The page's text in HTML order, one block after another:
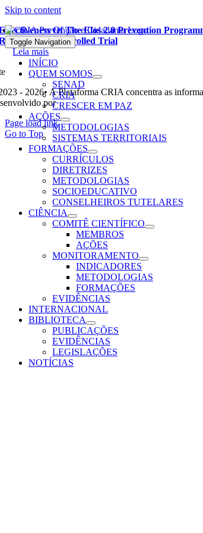
Skip to content
Toggle Navigation
INÍCIO
QUEM SOMOS
SENAD
CRIA
CRESCER EM PAZ
AÇÕES
METODOLOGIAS
SISTEMAS TERRITORIAIS
FORMAÇÕES
CURRÍCULOS
DIRETRIZES
METODOLOGIAS
SOCIOEDUCATIVO
CONSELHEIROS TUTELARES
CIÊNCIA
COMITÊ CIENTÍFICO
MEMBROS
AÇÕES
MONITORAMENTO
INDICADORES
METODOLOGIAS
FORMAÇÕES
EVIDÊNCIAS
INTERNACIONAL
BIBLIOTECA
PUBLICAÇÕES
EVIDÊNCIAS
LEGISLAÇÕES
NOTÍCIAS
Of The Elos 2.0 Prevention
Controlled Trial
Leia mais
- 2026• A Plataforma CRIA concentra as
porOhpá! Design e Comunicação
Page load link
Go to Top